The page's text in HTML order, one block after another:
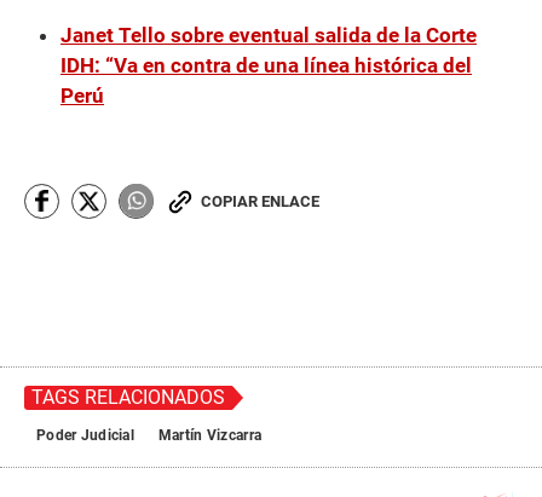
Janet Tello sobre eventual salida de la Corte
IDH: “Va en contra de una línea histórica del
Perú
COPIAR ENLACE
TAGS RELACIONADOS
Poder Judicial Martín Vizcarra